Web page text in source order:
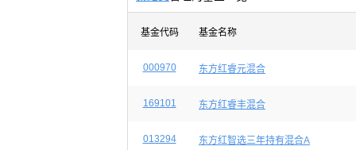
基金代码 基金名称
000970 东方红睿元混合
169101 东方红睿丰混合
013294 东方红智选三年持有混合A